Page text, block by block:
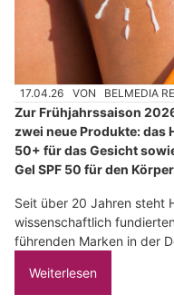
17.04.26 VON BELMEDIA
Zur Frühjahrssaison
zwei neue Produkte: das
50+ für das Gesicht
Gel SPF 50 für den
Seit über 20 Jahren steht
wissenschaftlich
führenden Marken in der
Weiterlesen